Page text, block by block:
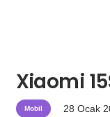
Xiaomi
Mobil 28 Ocak